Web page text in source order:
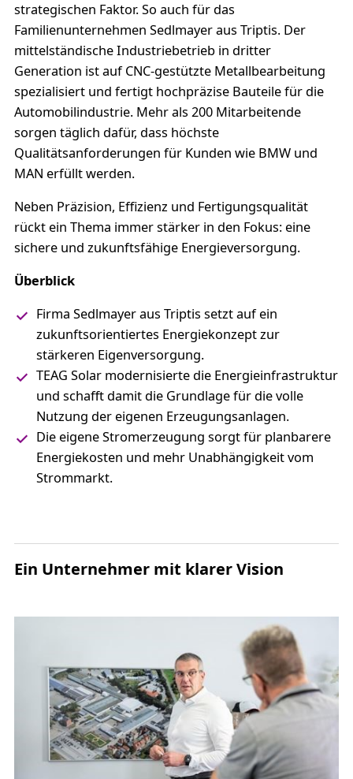
strategischen Faktor. So auch für das
Familienunternehmen Sedlmayer aus Triptis. Der
mittelständische Industriebetrieb in dritter
Generation ist auf CNC-gestützte Metallbearbeitung
spezialisiert und fertigt hochpräzise Bauteile für die
Automobilindustrie. Mehr als 200 Mitarbeitende
sorgen täglich dafür, dass höchste
Qualitätsanforderungen für Kunden wie BMW und
MAN erfüllt werden.
Neben Präzision, Effizienz und Fertigungsqualität
rückt ein Thema immer stärker in den Fokus: eine
sichere und zukunftsfähige Energieversorgung.
Überblick
Firma Sedlmayer aus Triptis setzt auf ein
zukunftsorientiertes Energiekonzept zur
stärkeren Eigenversorgung.
TEAG Solar modernisierte die Energieinfrastruktur
und schafft damit die Grundlage für die volle
Nutzung der eigenen Erzeugungsanlagen.
Die eigene Stromerzeugung sorgt für planbarere
Energiekosten und mehr Unabhängigkeit vom
Strommarkt.
Ein Unternehmer mit klarer Vision